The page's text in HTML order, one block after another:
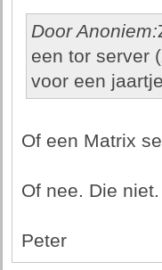
Door Anoniem:
een tor server
voor een
Of een Matrix
Of nee. Die
Peter